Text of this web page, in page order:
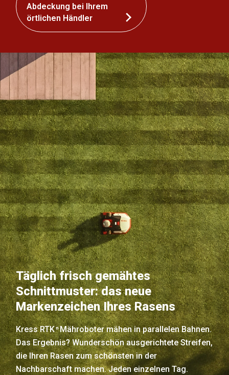
Abdeckung bei Ihrem
örtlichen Händler
Täglich frisch gemähtes
Schnittmuster: das neue
Markenzeichen Ihres Rasens
Kress RTK nMähroboter mähen in parallelen Bahnen.
Das Ergebnis? Wunderschön ausgerichtete Streifen,
die Ihren Rasen zum schönsten in der
Nachbarschaft machen. Jeden einzelnen Tag.